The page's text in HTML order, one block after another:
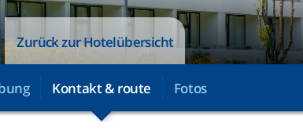
Zurück zur Hotelübersicht
Kontakt & route Fotos